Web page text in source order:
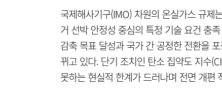
국제해사기구(IMO) 차원의 온실가스 규제
거 선박 안정성 중심의 특정 기술 요건 충
감축 목표 달성과 국가 간 공정한 전환을
뀌고 있다. 단기 조치인 탄소 집약도 지수
못하는 현실적 한계가 드러나며 전면 개편